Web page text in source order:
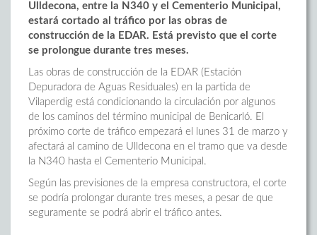
Ulldecona, entre la N340 y el Cementerio Municipal,
estará cortado al tráfico por las obras de
construcción de la EDAR. Está previsto que el corte
se prolongue durante tres meses.
Las obras de construcción de la EDAR (Estación
Depuradora de Aguas Residuales) en la partida de
Vilaperdig está condicionando la circulación por algunos
de los caminos del término municipal de Benicarló. El
próximo corte de tráfico empezará el lunes 31 de marzo y
afectará al camino de Ulldecona en el tramo que va desde
la N340 hasta el Cementerio Municipal.
Según las previsiones de la empresa constructora, el corte
se podría prolongar durante tres meses, a pesar de que
seguramente se podrá abrir el tráfico antes.